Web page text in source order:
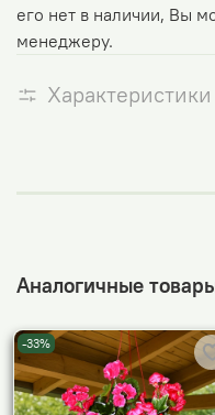
его нет в наличии, Вы
менеджеру.
Характеристики
Аналогичные
-33%